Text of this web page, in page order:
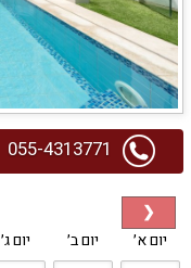
055-4313771
יום א׳ יום ב׳ יום ג׳
❮